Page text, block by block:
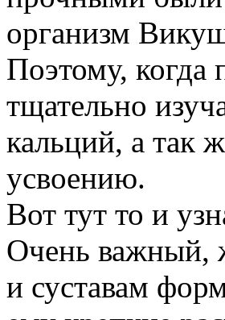
организм
Поэтому, когда
тщательно
кальций, а так
усвоению.
Вот тут то и
Очень важный,
и суставам